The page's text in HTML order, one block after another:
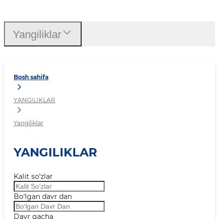
Bosh sahifa
YANGILIKLAR
Yangiliklar
YANGILIKLAR
Kalit so‘zlar
Bo‘lgan davr dan
Davr gacha
Yangiliklar